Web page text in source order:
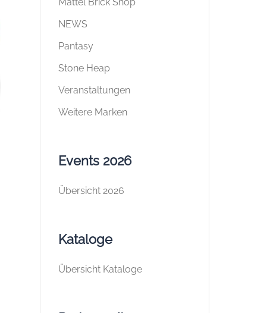
NEWS
Pantasy
Stone Heap
Veranstaltungen
Weitere Marken
Events 2026
Übersicht 2026
Kataloge
Übersicht Kataloge